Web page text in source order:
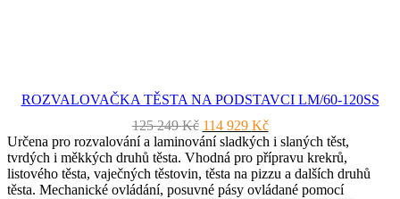
ROZVALOVAČKA TĚSTA NA PODSTAVCI LM/60-120SS
125 249Kč Původní
cena
byla:
125
249 Kč.
114 929 KčAktuální
cena
je:
114
929 Kč.
Určena pro rozvalování a laminování sladkých i slaných těst,
tvrdých i měkkých druhů těsta. Vhodná pro přípravu krekrů,
listového těsta, vaječných těstovin, těsta na pizzu a dalších druhů
těsta. Mechanické ovládání, posuvné pásy ovládané pomocí